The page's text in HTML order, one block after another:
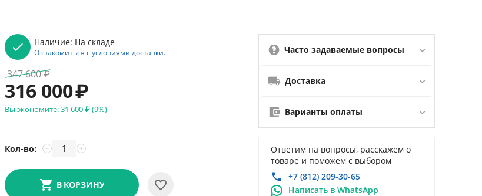
Наличие: На складе
Ознакомиться с условиями доставки.
347 600₽
316 000₽
Вы экономите:31 600₽(9%)
Кол-во: +
−
В КОРЗИНУ
Часто задаваемые вопросы
Доставка
Варианты оплаты
Ответим на вопросы, расскажем о
товаре и поможем с выбором
+7 (812) 209-30-65
Написать в WhatsApp